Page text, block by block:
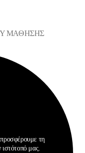
ΜΑΘΗΣΗΣ
τη
ιστότοπό μας.